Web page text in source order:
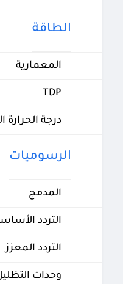
الطاقة
المعمارية
TDP
درجة
الرسوميات
المدمج
التردد
التردد المعزز
وحدات